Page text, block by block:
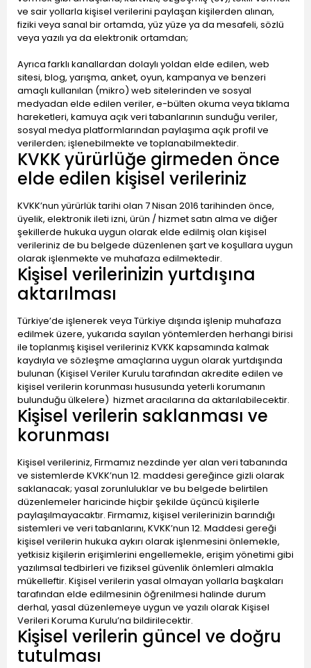
ve sair yollarla kişisel verilerini paylaşan kişilerden alınan,
fiziki veya sanal bir ortamda, yüz yüze ya da mesafeli, sözlü
veya yazılı ya da elektronik ortamdan;
Ayrıca farklı kanallardan dolaylı yoldan elde edilen, web
sitesi, blog, yarışma, anket, oyun, kampanya ve benzeri
amaçlı kullanılan (mikro) web sitelerinden ve sosyal
medyadan elde edilen veriler, e-bülten okuma veya tıklama
hareketleri, kamuya açık veri tabanlarının sunduğu veriler,
sosyal medya platformlarından paylaşıma açık profil ve
verilerden; işlenebilmekte ve toplanabilmektedir.
KVKK yürürlüğe girmeden önce
elde edilen kişisel verileriniz
KVKK’nun yürürlük tarihi olan 7 Nisan 2016 tarihinden önce,
üyelik, elektronik ileti izni, ürün / hizmet satın alma ve diğer
şekillerde hukuka uygun olarak elde edilmiş olan kişisel
verileriniz de bu belgede düzenlenen şart ve koşullara uygun
olarak işlenmekte ve muhafaza edilmektedir.
Kişisel verilerinizin yurtdışına
aktarılması
Türkiye’de işlenerek veya Türkiye dışında işlenip muhafaza
edilmek üzere, yukarıda sayılan yöntemlerden herhangi birisi
ile toplanmış kişisel verileriniz KVKK kapsamında kalmak
kaydıyla ve sözleşme amaçlarına uygun olarak yurtdışında
bulunan (Kişisel Veriler Kurulu tarafından akredite edilen ve
kişisel verilerin korunması hususunda yeterli korumanın
bulunduğu ülkelere) hizmet aracılarına da aktarılabilecektir.
Kişisel verilerin saklanması ve
korunması
Kişisel verileriniz, Firmamız nezdinde yer alan veri tabanında
ve sistemlerde KVKK’nun 12. maddesi gereğince gizli olarak
saklanacak; yasal zorunluluklar ve bu belgede belirtilen
düzenlemeler haricinde hiçbir şekilde üçüncü kişilerle
paylaşılmayacaktır. Firmamız, kişisel verilerinizin barındığı
sistemleri ve veri tabanlarını, KVKK’nun 12. Maddesi gereği
kişisel verilerin hukuka aykırı olarak işlenmesini önlemekle,
yetkisiz kişilerin erişimlerini engellemekle, erişim yönetimi gibi
yazılımsal tedbirleri ve fiziksel güvenlik önlemleri almakla
mükelleftir. Kişisel verilerin yasal olmayan yollarla başkaları
tarafından elde edilmesinin öğrenilmesi halinde durum
derhal, yasal düzenlemeye uygun ve yazılı olarak Kişisel
Verileri Koruma Kurulu’na bildirilecektir.
Kişisel verilerin güncel ve doğru
tutulması